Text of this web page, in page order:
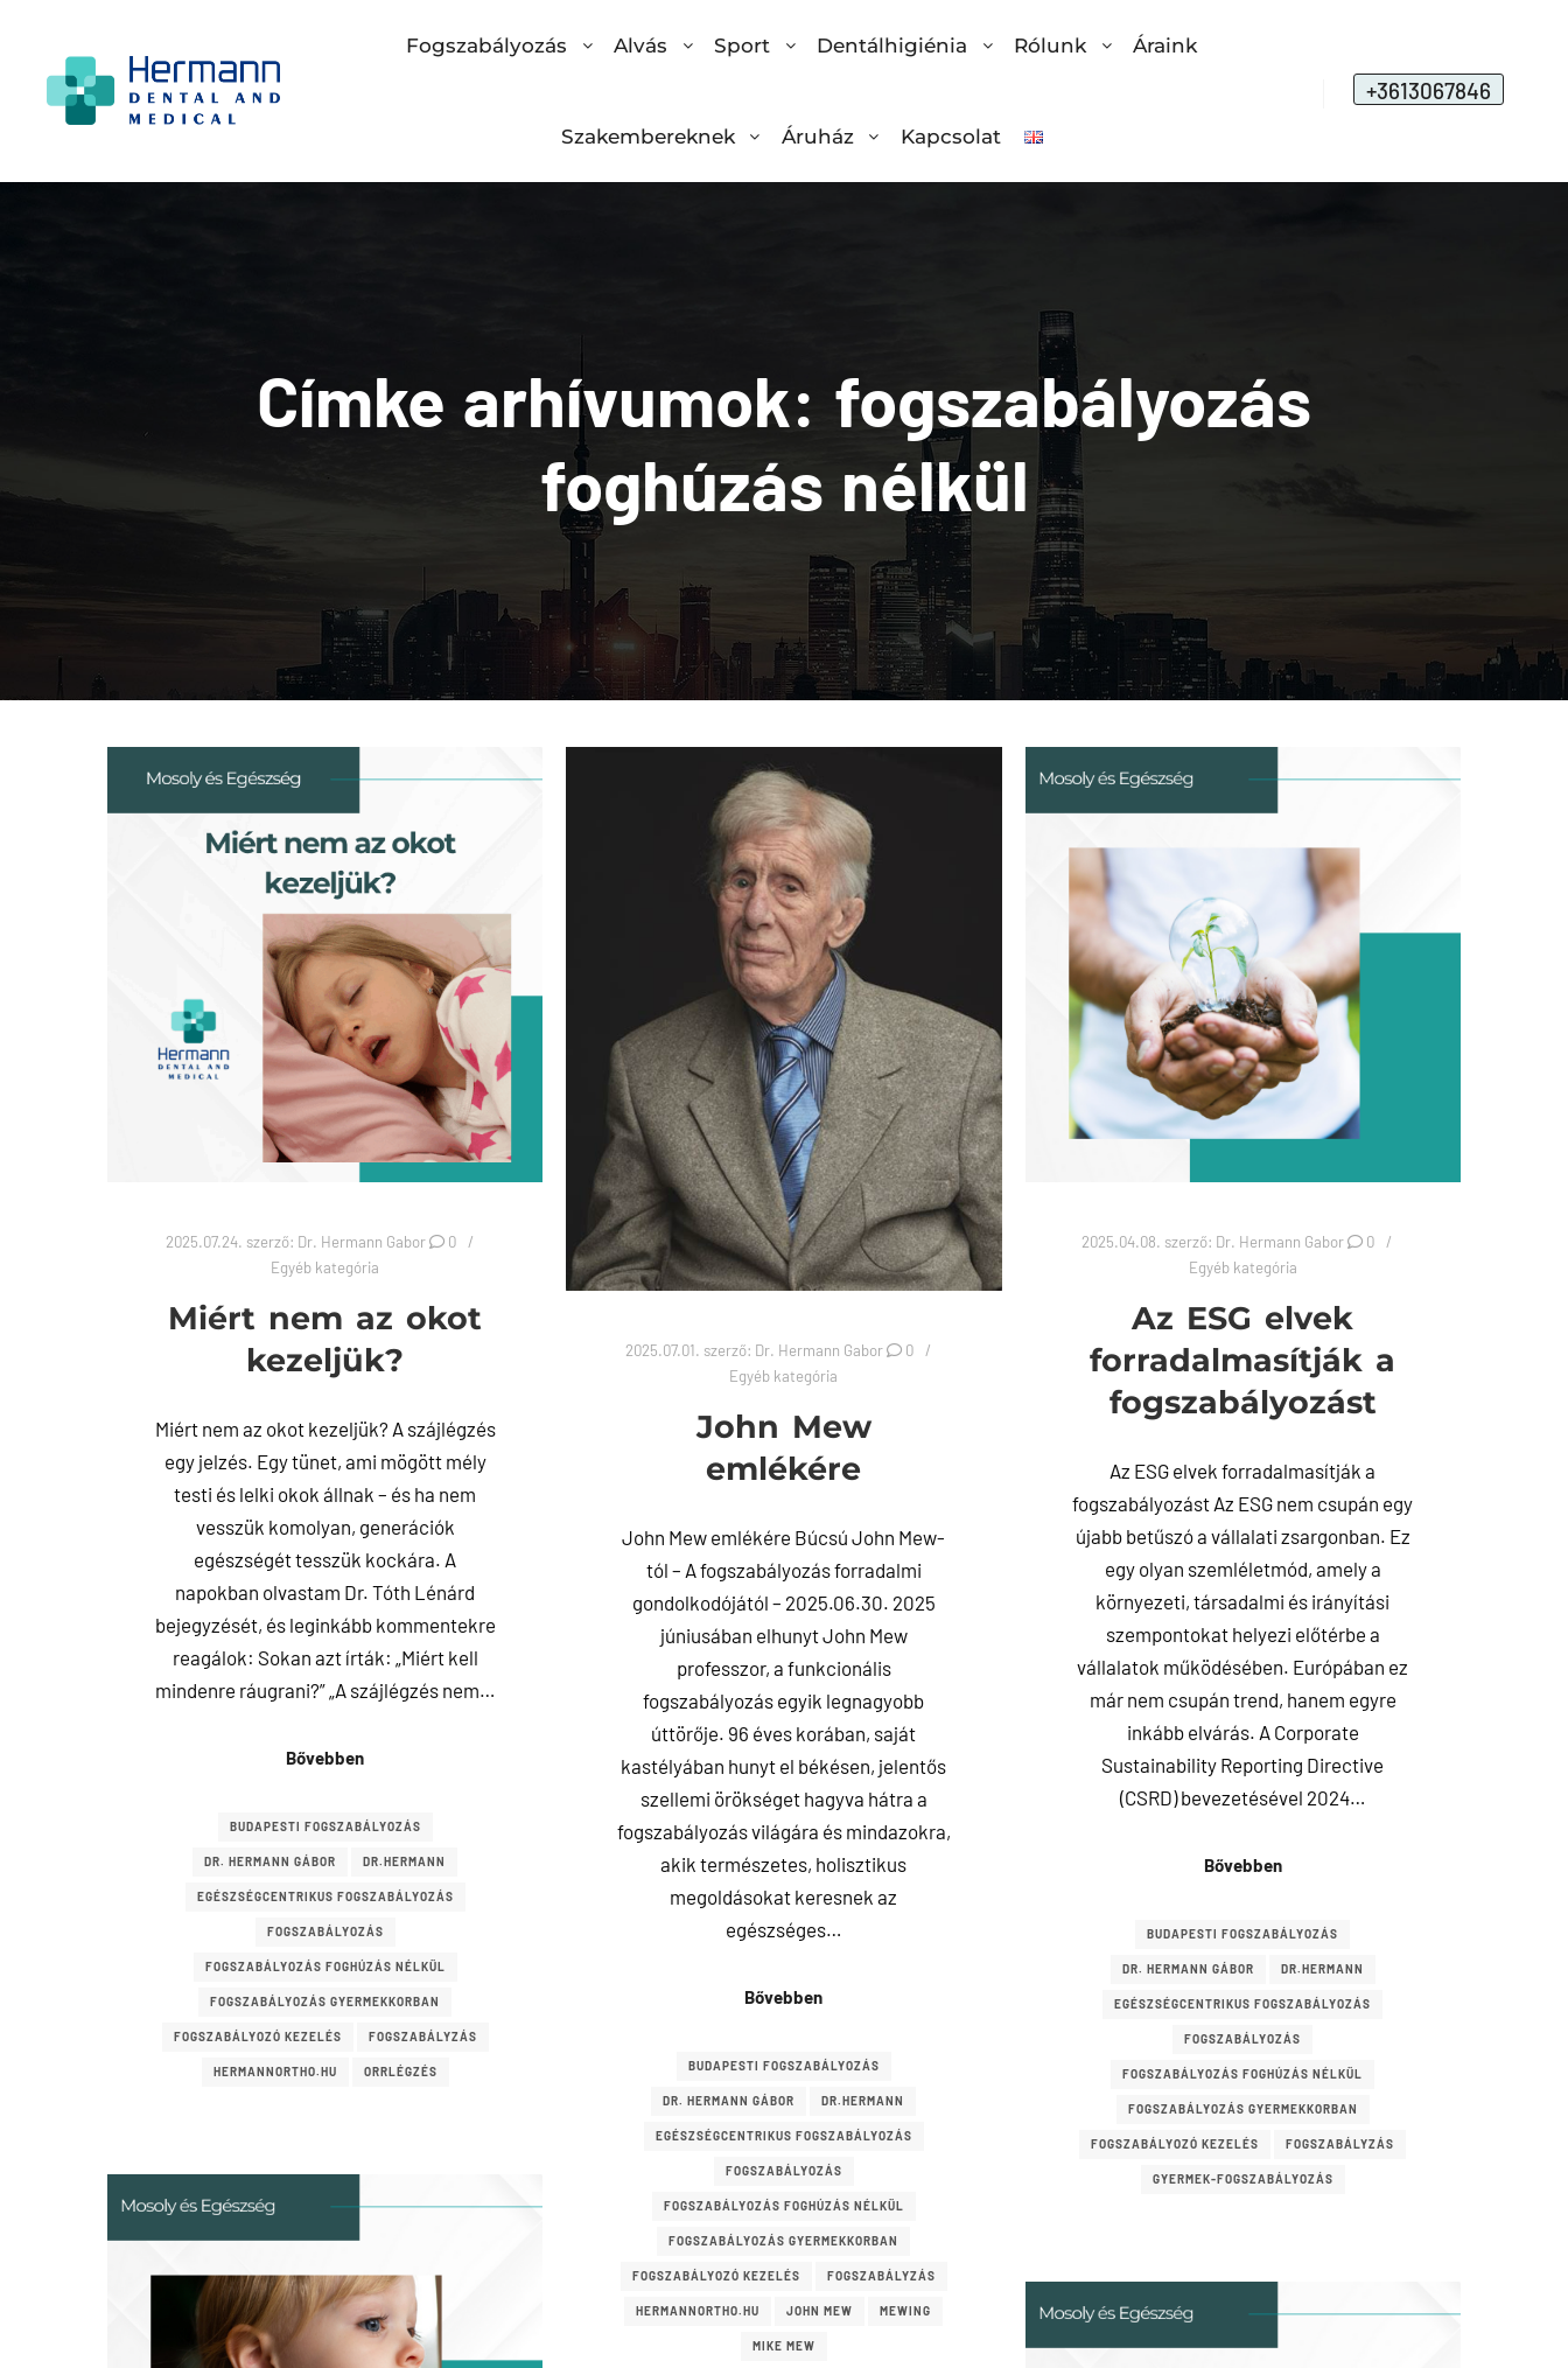
Fogszabályozás Alvás Sport Dentálhigiénia Rólunk Áraink
Szakembereknek Áruház Kapcsolat
+3613067846
Címke arhívumok: fogszabályozás
foghúzás nélkül
2025.07.24. szerző: Dr. Hermann Gabor
0
Egyéb kategória
Miért nem az okot
kezeljük?
Miért nem az okot kezeljük? A szájlégzés
egy jelzés. Egy tünet, ami mögött mély
testi és lelki okok állnak – és ha nem
vesszük komolyan, generációk
egészségét tesszük kockára. A
napokban olvastam Dr. Tóth Lénárd
bejegyzését, és leginkább kommentekre
reagálok: Sokan azt írták: „Miért kell
mindenre ráugrani?” „A szájlégzés nem…
Bővebben
BUDAPESTI FOGSZABÁLYOZÁS
DR. HERMANN GÁBOR DR.HERMANN
EGÉSZSÉGCENTRIKUS FOGSZABÁLYOZÁS
FOGSZABÁLYOZÁS
FOGSZABÁLYOZÁS FOGHÚZÁS NÉLKÜL
FOGSZABÁLYOZÁS GYERMEKKORBAN
FOGSZABÁLYOZÓ KEZELÉS FOGSZABÁLYZÁS
HERMANNORTHO.HU ORRLÉGZÉS
2025.07.01. szerző: Dr. Hermann Gabor
0
Egyéb kategória
John Mew
emlékére
John Mew emlékére Búcsú John Mew-
tól – A fogszabályozás forradalmi
gondolkodójától – 2025.06.30. 2025
júniusában elhunyt John Mew
professzor, a funkcionális
fogszabályozás egyik legnagyobb
úttörője. 96 éves korában, saját
kastélyában hunyt el békésen, jelentős
szellemi örökséget hagyva hátra a
fogszabályozás világára és mindazokra,
akik természetes, holisztikus
megoldásokat keresnek az
egészséges…
Bővebben
BUDAPESTI FOGSZABÁLYOZÁS
DR. HERMANN GÁBOR DR.HERMANN
EGÉSZSÉGCENTRIKUS FOGSZABÁLYOZÁS
FOGSZABÁLYOZÁS
FOGSZABÁLYOZÁS FOGHÚZÁS NÉLKÜL
FOGSZABÁLYOZÁS GYERMEKKORBAN
FOGSZABÁLYOZÓ KEZELÉS FOGSZABÁLYZÁS
HERMANNORTHO.HU JOHN MEW MEWING
MIKE MEW
2025.04.08. szerző: Dr. Hermann Gabor
0
Egyéb kategória
Az ESG elvek
forradalmasítják a
fogszabályozást
Az ESG elvek forradalmasítják a
fogszabályozást Az ESG nem csupán egy
újabb betűszó a vállalati zsargonban. Ez
egy olyan szemléletmód, amely a
környezeti, társadalmi és irányítási
szempontokat helyezi előtérbe a
vállalatok működésében. Európában ez
már nem csupán trend, hanem egyre
inkább elvárás. A Corporate
Sustainability Reporting Directive
(CSRD) bevezetésével 2024…
Bővebben
BUDAPESTI FOGSZABÁLYOZÁS
DR. HERMANN GÁBOR DR.HERMANN
EGÉSZSÉGCENTRIKUS FOGSZABÁLYOZÁS
FOGSZABÁLYOZÁS
FOGSZABÁLYOZÁS FOGHÚZÁS NÉLKÜL
FOGSZABÁLYOZÁS GYERMEKKORBAN
FOGSZABÁLYOZÓ KEZELÉS FOGSZABÁLYZÁS
GYERMEK-FOGSZABÁLYOZÁS